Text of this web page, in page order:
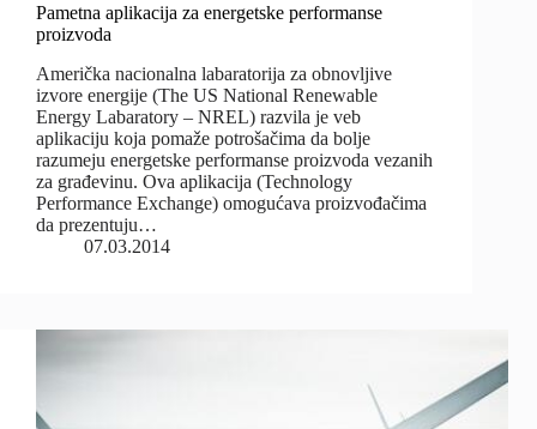
Pametna aplikacija za energetske performanse
proizvoda
Američka nacionalna labaratorija za obnovljive
izvore energije (The US National Renewable
Energy Labaratory – NREL) razvila je veb
aplikaciju koja pomaže potrošačima da bolje
razumeju energetske performanse proizvoda vezanih
za građevinu. Ova aplikacija (Technology
Performance Exchange) omogućava proizvođačima
da prezentuju…
07.03.2014